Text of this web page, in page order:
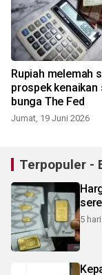
Rupiah melemah
prospek kenaikan
bunga The Fed
Jumat, 19 Juni 2026
Terpopuler -
5